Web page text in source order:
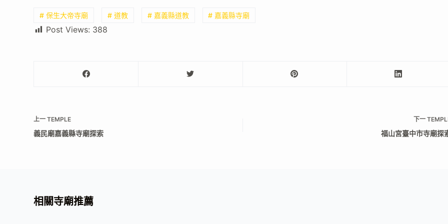
# 保生大帝寺廟 # 道教 # 嘉義縣道教 # 嘉義縣寺廟
Post Views: 388
上一TEMPLE
義民廟嘉義縣寺廟探索
下一
福山宮臺中市寺廟探
相關寺廟推薦